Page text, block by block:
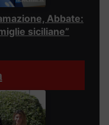
Abbate:
siciliane”